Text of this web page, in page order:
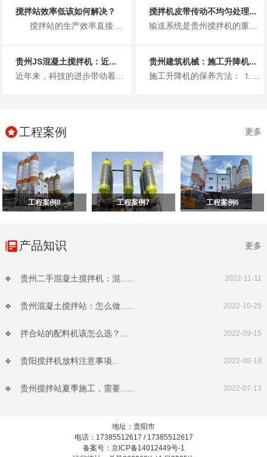
搅拌站效率低该如何解决？
搅拌站的生产效率直接决定了单位时间内，混凝土的生产量。同样的时间内，生产的混凝...
搅拌机皮带传动不均匀处理...
输送系统是贵州搅拌机的重要组成部分。如果传送带输送的骨料不均匀，则称骨料体积积聚在传送带上，导致传送带松动或传送带上的聚...
贵州JS混凝土搅拌机：近...
近年来，科技的进步带动着国内的混凝土搅拌机行业的突飞猛进的发展，在改政策之前，我国建设工地的混凝土大都是现场搅拌，使用的...
贵州建筑机械：施工升降机...
施工升降机的保养方法： ⒈每月保养 升降台保养时人员进入升降台内部工作，须吊住升降机防止升降台突然下降而导致人员伤亡...
工程案例 更多
工程案例8 工程案例7 工程案例6
产品知识 更多
贵州二手混凝土搅拌机：混...... 2022-11-11
贵州混凝土搅拌站：怎么做...... 2022-10-25
拌合站的配料机该怎么选？... 2022-09-15
贵阳搅拌机放料注意事项... 2022-08-18
贵州搅拌站夏季施工，需要...... 2022-07-13
地址：贵阳市
电话：17385512617 / 17385512617
备案号：京ICP备14012449号-1